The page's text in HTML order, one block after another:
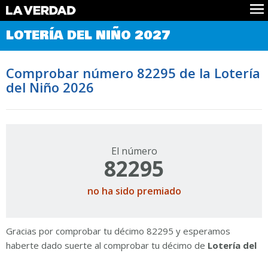
Comprobar Loteria del Niño
Premios
Noticias
Datos
Historia
LOTERÍA DEL NIÑO 2027
Comprobar número 82295 de la Lotería
del Niño 2026
El número
82295
no ha sido premiado
Gracias por comprobar tu décimo 82295 y esperamos
haberte dado suerte al comprobar tu décimo de Lotería del